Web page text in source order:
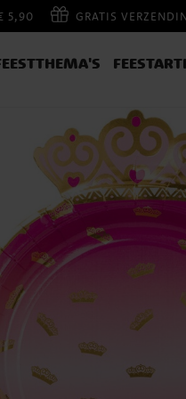
5,90 GRATIS